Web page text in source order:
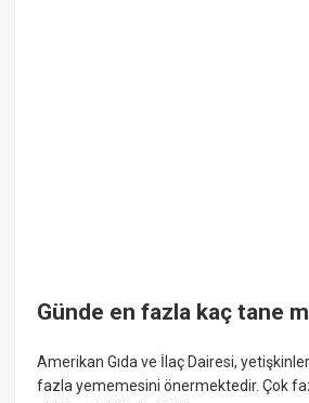
Günde en fazla kaç tane
Amerikan Gıda ve İlaç Dairesi,
fazla yememesini önermektedir. Çok